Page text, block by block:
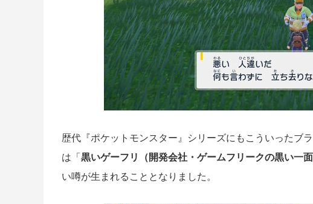
歴代『ポケットモンスター』シリーズにもこういったブ
は「 黒いゲーフリ（開発会社・ゲームフリークの黒い一面
い噂が生まれることとなりました。